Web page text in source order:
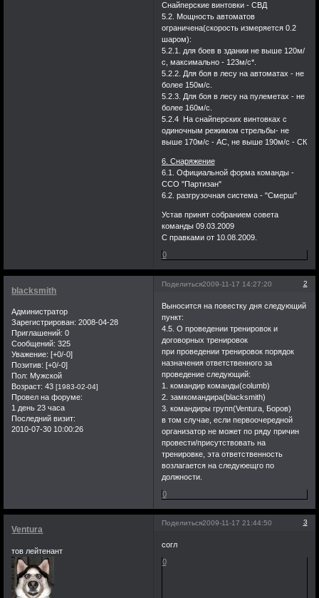
Снайперские винтовки - СВД
5.2. Мощность автоматов
ограничена(скорость измеряется 0.2
шаром):
5.2.1. для боев в здании не выше 120м/
с, максимально - 123м/с*.
5.2.2. Для боя в лесу на автоматах - не
более 150м/с.
5.2.3. Для боя в лесу на пулеметах - не
более 160м/с.
5.2.4 На снайперских винтовках с
одиночным режимом стрельбы- не
выше 170м/с - АС, не выше 190м/с - СК
6. Снаряжение
6.1. Официальной форма команды -
ССО "Партизан"
6.2. разгрузочная система - "Смерш"
Устав принят собранием совета
команды 09.03.2009
С правками от 10.08.2009.
0
Поделиться 2
2009-11-17 14:27:20
blacksmith
Администратор
Зарегистрирован: 2008-04-28
Приглашений: 0
Сообщений: 325
Уважение: [+0/-0]
Позитив: [+0/-0]
Пол: Мужской
Возраст: 43[1983-02-04]
Провел на форуме:
1 день 23 часа
Последний визит:
2010-07-30 10:00:26
Выносится на повестку дня следующий
пункт:
4.5. О проведении тренировок и
договорных тренировок
при проведении тренировок порядок
назначения ответственного за
проведение следующий:
1. командир команды(columb)
2. замкомандира(blacksmith)
3. командиры групп(Ventura, Боров)
в том случае, если первоочередной
организатор не может по ряду причин
провести/присутствовать на
тренировке, эта ответственность
возлагается на следуюещго по
должности.
0
Поделиться 3
2009-11-17 21:44:50
Ventura
тов лейтенант
согл
0